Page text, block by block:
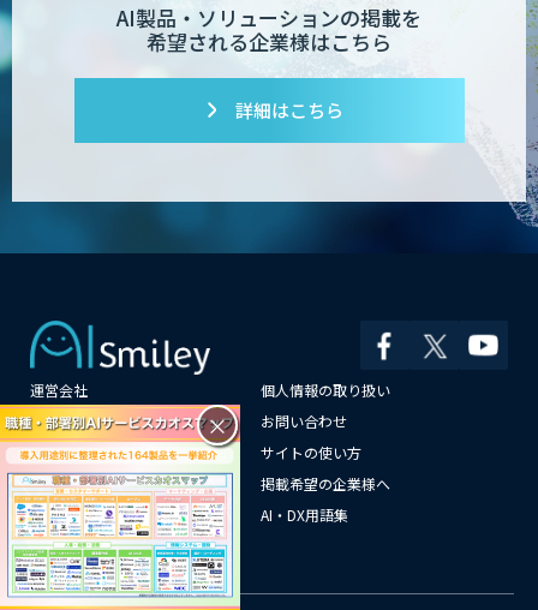
AI製品・ソリューションの掲載を
希望される企業様はこちら
詳細はこちら
運営会社
個人情報の取り扱い
よくある質問
お問い合わせ
メールマガジン登録
サイトの使い方
情報提供はこちらから
掲載希望の企業様へ
AI企業一覧
AI・DX用語集
サイトマップ
×